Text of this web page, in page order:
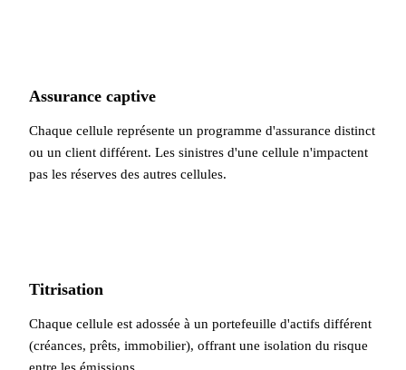
Assurance captive
Chaque cellule représente un programme d'assurance distinct
ou un client différent. Les sinistres d'une cellule n'impactent
pas les réserves des autres cellules.
Titrisation
Chaque cellule est adossée à un portefeuille d'actifs différent
(créances, prêts, immobilier), offrant une isolation du risque